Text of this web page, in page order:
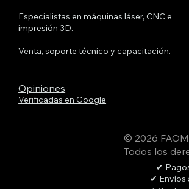
Especialistas en máquinas láser, CNC e
impresión 3D.
Venta, soporte técnico y capacitación.
Opiniones
Verificadas en Google
© 2026
Todos los
✔
✔ Envíos